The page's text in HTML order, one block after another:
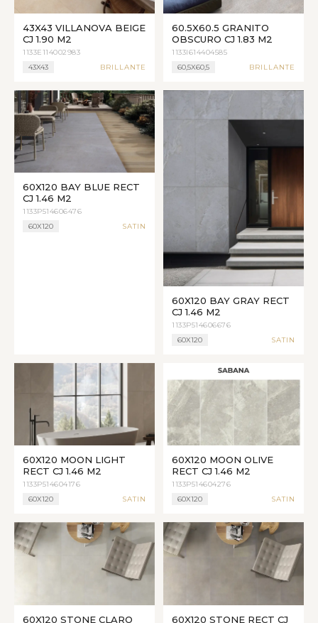
43X43 VILLANOVA BEIGE
CJ 1.90 M2
1133E114002983
43X43
BRILLANTE
60.5X60.5 GRANITO
OBSCURO CJ 1.83 M2
1133I614404585
60,5X60,5
BRILLANTE
60X120 BAY BLUE RECT
CJ 1.46 M2
1133P514606476
60X120
SATIN
60X120 BAY GRAY RECT
CJ 1.46 M2
1133P514606676
60X120
SATIN
60X120 MOON LIGHT
RECT CJ 1.46 M2
1133P514604176
60X120
SATIN
60X120 MOON OLIVE
RECT CJ 1.46 M2
1133P514604276
60X120
SATIN
60X120 STONE CLARO
60X120 STONE RECT CJ